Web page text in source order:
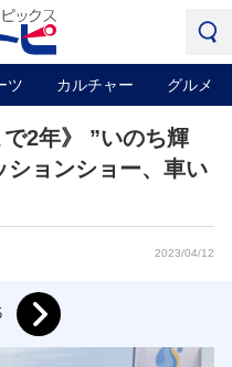
ツ カルチャー グルメ
で2年》 ”いのち輝
ションショー、車い
2023/04/12
Next